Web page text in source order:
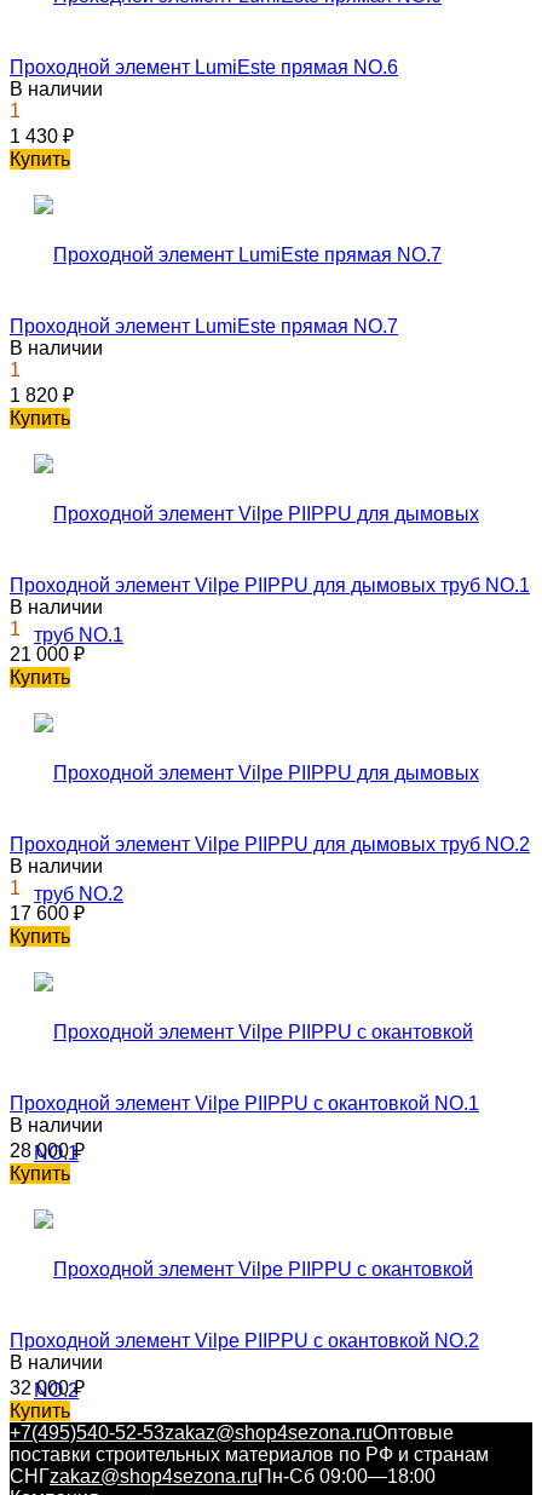
Проходной элемент LumiEste прямая NO.6
В наличии
1
1 430 ₽
Купить
Проходной элемент LumiEste прямая NO.7
В наличии
1
1 820 ₽
Купить
Проходной элемент Vilpe PIIPPU для дымовых труб NO.1
В наличии
1
21 000 ₽
Купить
Проходной элемент Vilpe PIIPPU для дымовых труб NO.2
В наличии
1
17 600 ₽
Купить
Проходной элемент Vilpe PIIPPU с окантовкой NO.1
В наличии
28 000₽
Купить
Проходной элемент Vilpe PIIPPU с окантовкой NO.2
В наличии
32 000₽
Купить
+7(495)540-52-53zakaz@shop4sezona.ruОптовые
поставки строительных материалов по РФ и странам
СНГzakaz@shop4sezona.ruПн-Сб 09:00—18:00